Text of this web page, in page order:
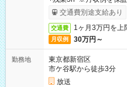
取りサービス利用可（利
交通費別途支給あり
交通費 1ヶ月3万円を上
月収例 30万円～
勤務地
東京都新宿区
市ケ谷駅から徒歩3分
放送